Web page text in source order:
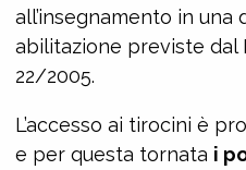
all’insegnamento in una
abilitazione previste dal
22/2005.
L’accesso ai tirocini è
e per questa tornata i